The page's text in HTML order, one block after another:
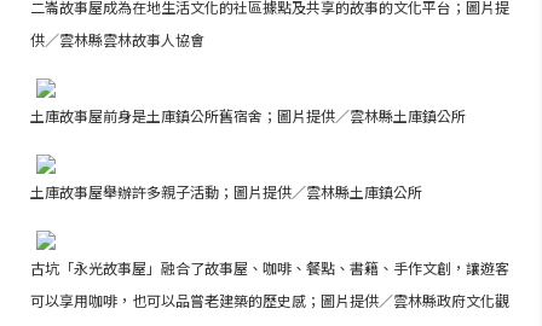
二崙故事屋成為在地生活文化的社區據點及共享的故事的文化平台；圖片提
供／雲林縣雲林故事人協會
土庫故事屋前身是土庫鎮公所舊宿舍；圖片提供／雲林縣土庫鎮公所
土庫故事屋舉辦許多親子活動；圖片提供／雲林縣土庫鎮公所
古坑「永光故事屋」融合了故事屋、咖啡、餐點、書籍、手作文創，讓遊客
可以享用咖啡，也可以品嘗老建築的歷史感 ；圖片提供／雲林縣政府文化觀